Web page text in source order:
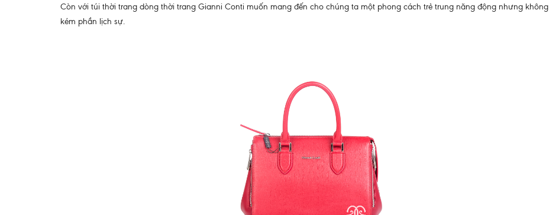
Còn với túi thời trang dòng thời trang Gianni Conti muốn mang đến cho chúng ta một phong cách trẻ trung năng động nhưng không
kém phần lịch sự.